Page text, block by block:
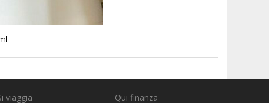
viaggia Qui finanza